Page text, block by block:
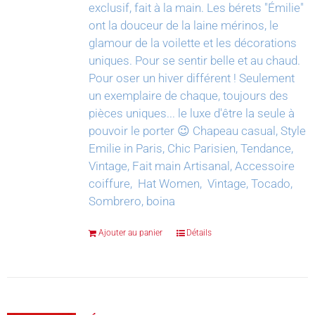
exclusif, fait à la main. Les bérets "Émilie"
ont la douceur de la laine mérinos, le
glamour de la voilette et les décorations
uniques. Pour se sentir belle et au chaud.
Pour oser un hiver différent ! Seulement
un exemplaire de chaque, toujours des
pièces uniques... le luxe d'être la seule à
pouvoir le porter 😉 Chapeau casual, Style
Emilie in Paris, Chic Parisien, Tendance,
Vintage, Fait main Artisanal, Accessoire
coiffure, Hat Women, Vintage, Tocado,
Sombrero, boina
Ajouter au panier Détails